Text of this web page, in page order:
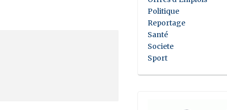
Politique
Reportage
Santé
Societe
Sport